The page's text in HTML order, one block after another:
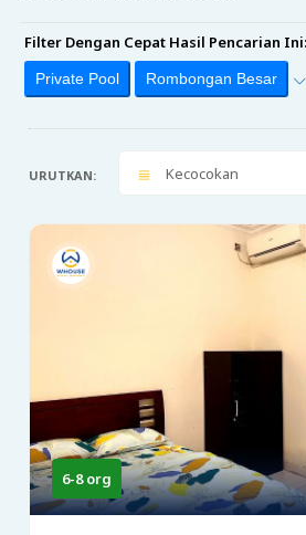
Filter Dengan Cepat Hasil Pencarian Ini:
Private Pool Rombongan Besar
URUTKAN: Kecocokan
6-8 org